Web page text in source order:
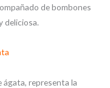
de bombones
deliciosa.
ágata, representa la